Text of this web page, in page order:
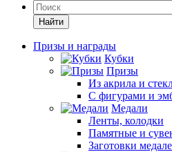
Найти
Призы и награды
Кубки
Призы
Из акрила и
С фигурами и
Медали
Ленты, колодки
Памятные и
Заготовки